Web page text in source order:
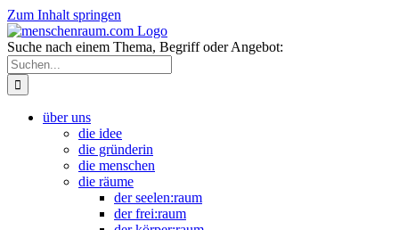
Zum Inhalt springen
Suche nach einem Thema, Begriff oder Angebot:
über uns
die idee
die gründerin
die menschen
die räume
der seelen:raum
der frei:raum